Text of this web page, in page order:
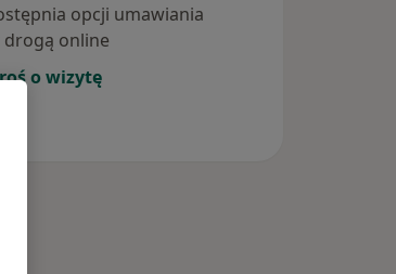
opcji umawiania
drogą online
o wizytę